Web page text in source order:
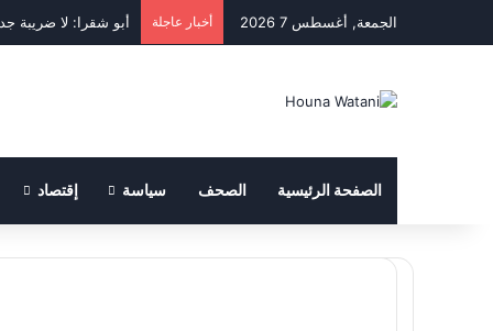
الجمعة, أغسطس 7 2026 أخبار عاجلة أبو شقرا: لا ضريبة
الصفحة الرئيسية الصحف سياسة إقتصاد